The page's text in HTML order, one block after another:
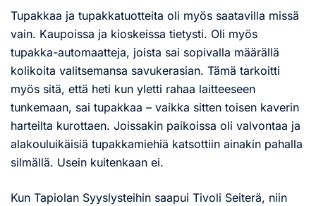
Tupakkaa ja tupakkatuotteita oli myös saatavilla missä
vain. Kaupoissa ja kioskeissa tietysti. Oli myös
tupakka-automaatteja, joista sai sopivalla määrällä
kolikoita valitsemansa savukerasian. Tämä tarkoitti
myös sitä, että heti kun yletti rahaa laitteeseen
tunkemaan, sai tupakkaa – vaikka sitten toisen kaverin
harteilta kurottaen. Joissakin paikoissa oli valvontaa ja
alakouluikäisiä tupakkamiehiä katsottiin ainakin pahalla
silmällä. Usein kuitenkaan ei.
Kun Tapiolan Syyslysteihin saapui Tivoli Seiterä, niin